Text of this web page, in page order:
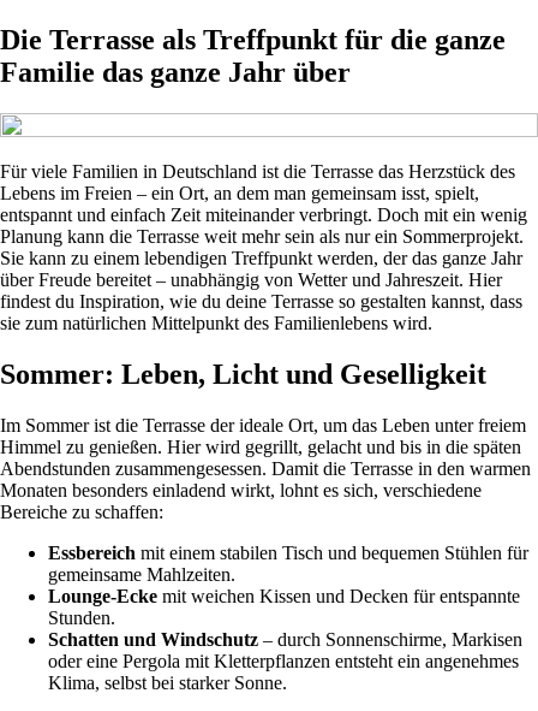
Die Terrasse als Treffpunkt für die ganze
Familie das ganze Jahr über
Für viele Familien in Deutschland ist die Terrasse das Herzstück des
Lebens im Freien – ein Ort, an dem man gemeinsam isst, spielt,
entspannt und einfach Zeit miteinander verbringt. Doch mit ein wenig
Planung kann die Terrasse weit mehr sein als nur ein Sommerprojekt.
Sie kann zu einem lebendigen Treffpunkt werden, der das ganze Jahr
über Freude bereitet – unabhängig von Wetter und Jahreszeit. Hier
findest du Inspiration, wie du deine Terrasse so gestalten kannst, dass
sie zum natürlichen Mittelpunkt des Familienlebens wird.
Sommer: Leben, Licht und Geselligkeit
Im Sommer ist die Terrasse der ideale Ort, um das Leben unter freiem
Himmel zu genießen. Hier wird gegrillt, gelacht und bis in die späten
Abendstunden zusammengesessen. Damit die Terrasse in den warmen
Monaten besonders einladend wirkt, lohnt es sich, verschiedene
Bereiche zu schaffen:
Essbereich mit einem stabilen Tisch und bequemen Stühlen für
gemeinsame Mahlzeiten.
Lounge-Ecke mit weichen Kissen und Decken für entspannte
Stunden.
Schatten und Windschutz – durch Sonnenschirme, Markisen
oder eine Pergola mit Kletterpflanzen entsteht ein angenehmes
Klima, selbst bei starker Sonne.